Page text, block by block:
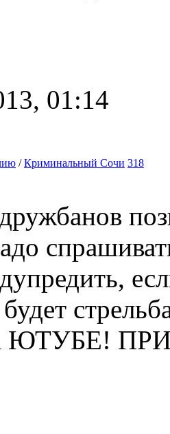
01:14
/Криминальный Сочи 318
ЮТУБЕ!